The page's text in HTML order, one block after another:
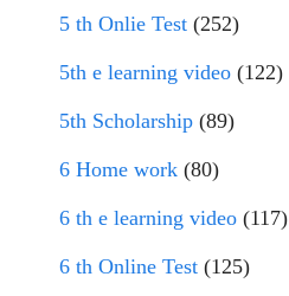
5 th Onlie Test (252)
5th e learning video (122)
5th Scholarship (89)
6 Home work (80)
6 th e learning video (117)
6 th Online Test (125)